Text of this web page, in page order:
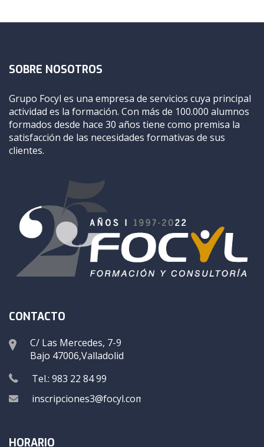
SOBRE NOSOTROS
Grupo Focyl es una empresa de servicios cuya principal
actividad es la formación. Con más de 100.000 alumnos
formados desde hace 30 años tiene como premisa la
satisfacción de las necesidades formativas de sus
clientes.
CONTACTO
C/ Las Mercedes, 7-9
Bajo 47006,Valladolid
Tel.: 983 22 84 99
inscripciones3@focyl.com
HORARIO